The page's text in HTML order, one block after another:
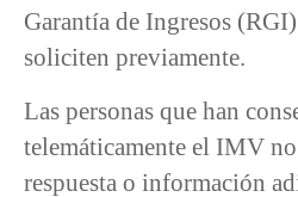
Garantía de Ingresos
soliciten previamente.
Las personas que han
telemáticamente el IMV
respuesta o información